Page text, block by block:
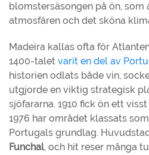
blomstersäsongen på ön, som
atmosfären och det sköna
Madeira kallas ofta för
1400-talet varit en del av
historien odlats både vin,
utgjorde en viktig strategisk
sjöfararna. 1910 fick ön ett
1976 har området klassats
Portugals grundlag.
Funchal, och hit reser många